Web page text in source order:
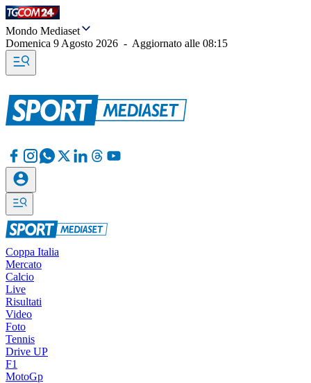
Mondo Mediaset
Domenica 9 Agosto 2026 - Aggiornato alle 08:15
Coppa Italia
Mercato
Calcio
Live
Risultati
Video
Foto
Tennis
Drive UP
F1
MotoGp